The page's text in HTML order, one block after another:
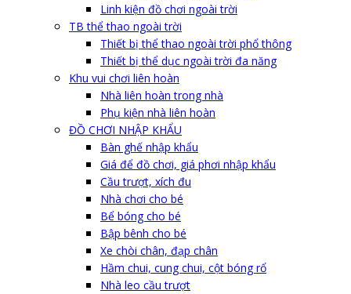
Linh kiện đồ chơi ngoài trời
TB thể thao ngoài trời
Thiết bị thể thao ngoài trời phổ thông
Thiết bị thể dục ngoài trời đa năng
Khu vui chơi liên hoàn
Nhà liên hoàn trong nhà
Phụ kiện nhà liên hoàn
ĐỒ CHƠI NHẬP KHẨU
Bàn ghế nhập khẩu
Giá để đồ chơi, giá phơi nhập khẩu
Cầu trượt, xích đu
Nhà chơi cho bé
Bể bóng cho bé
Bập bênh cho bé
Xe chòi chân, đạp chân
Hầm chui, cung chui, cột bóng rổ
Nhà leo cầu trượt